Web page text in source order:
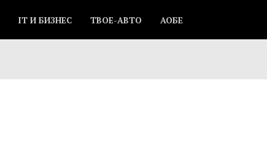
IT И БИЗНЕС ТВОЕ-АВТО АОБЕ